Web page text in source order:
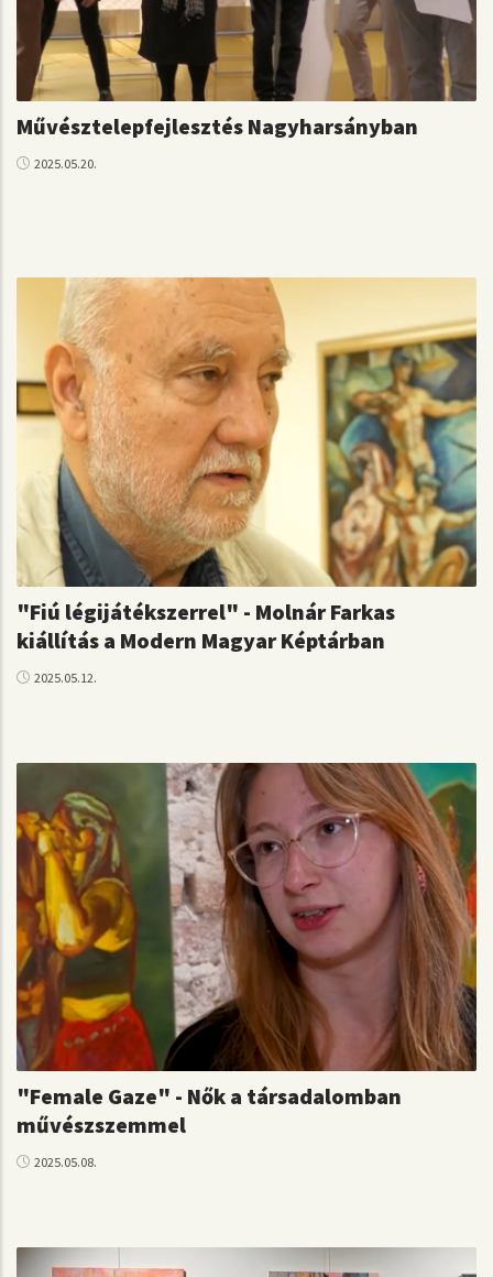
Művésztelepfejlesztés Nagyharsányban
2025.05.20.
"Fiú légijátékszerrel" - Molnár Farkas
kiállítás a Modern Magyar Képtárban
2025.05.12.
"Female Gaze" - Nők a társadalomban
művészszemmel
2025.05.08.